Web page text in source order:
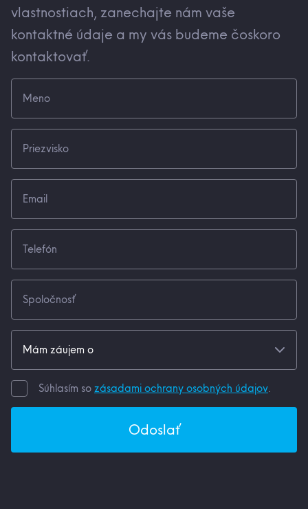
vlastnostiach, zanechajte nám vaše
kontaktné údaje a my vás budeme čoskoro
kontaktovať.
Súhlasím sozásadami ochrany osobných údajov.
Odoslať